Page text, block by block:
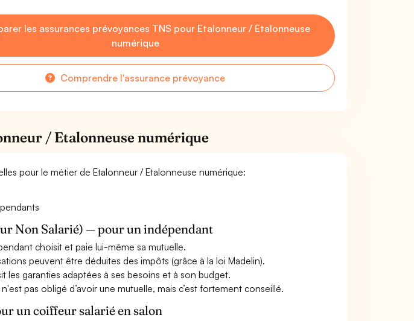
les assurances prévoyances TNS pour Etalonneur / Etalonneuse
numérique
Comprendre l'assurance prévoyance
/ Etalonneuse numérique
pour le métier de Etalonneur / Etalonneuse numérique:
Non Salarié) — pour un indépendant
choisit et paie lui-même sa mutuelle.
peuvent être déduites des impôts (grâce à la loi Madelin).
les garanties adaptées à ses besoins et à son budget.
pas obligé d’avoir une mutuelle, mais c’est fortement conseillé.
un coiffeur salarié en salon